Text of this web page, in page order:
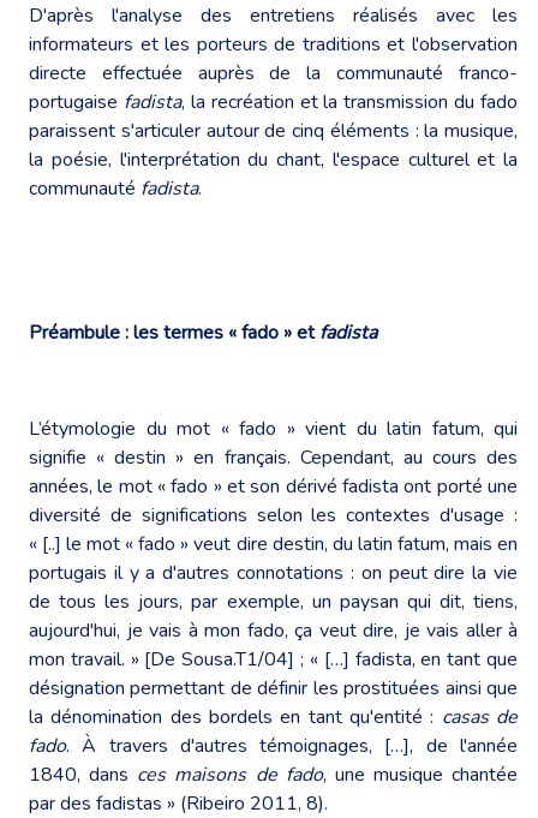
D'après l'analyse des entretiens réalisés avec les
informateurs et les porteurs de traditions et l'observation
directe effectuée auprès de la communauté franco-
portugaise fadista, la recréation et la transmission du fado
paraissent s'articuler autour de cinq éléments : la musique,
la poésie, l'interprétation du chant, l'espace culturel et la
communauté fadista.
Préambule : les termes « fado » etfadista
L’étymologie du mot « fado » vient du latin fatum, qui
signifie « destin » en français. Cependant, au cours des
années, le mot « fado » et son dérivé fadista ont porté une
diversité de significations selon les contextes d'usage :
« [..] le mot « fado » veut dire destin, du latin fatum, mais en
portugais il y a d'autres connotations : on peut dire la vie
de tous les jours, par exemple, un paysan qui dit, tiens,
aujourd'hui, je vais à mon fado, ça veut dire, je vais aller à
mon travail. » [De Sousa.T1/04] ; « […] fadista, en tant que
désignation permettant de définir les prostituées ainsi que
la dénomination des bordels en tant qu'entité : casas de
fado. À travers d'autres témoignages, […], de l'année
1840, dans ces maisons de fado, une musique chantée
par des fadistas » (Ribeiro 2011, 8).